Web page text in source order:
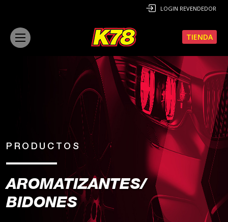
LOGIN REVENDEDOR
TIENDA
PRODUCTOS
AROMATIZANTES/
BIDONES